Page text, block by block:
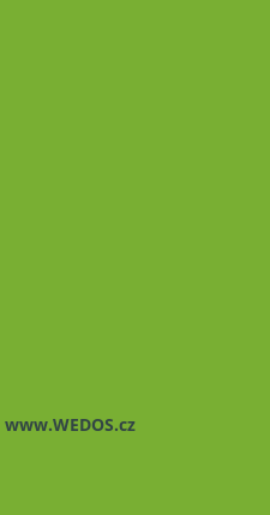
www.WEDOS.cz